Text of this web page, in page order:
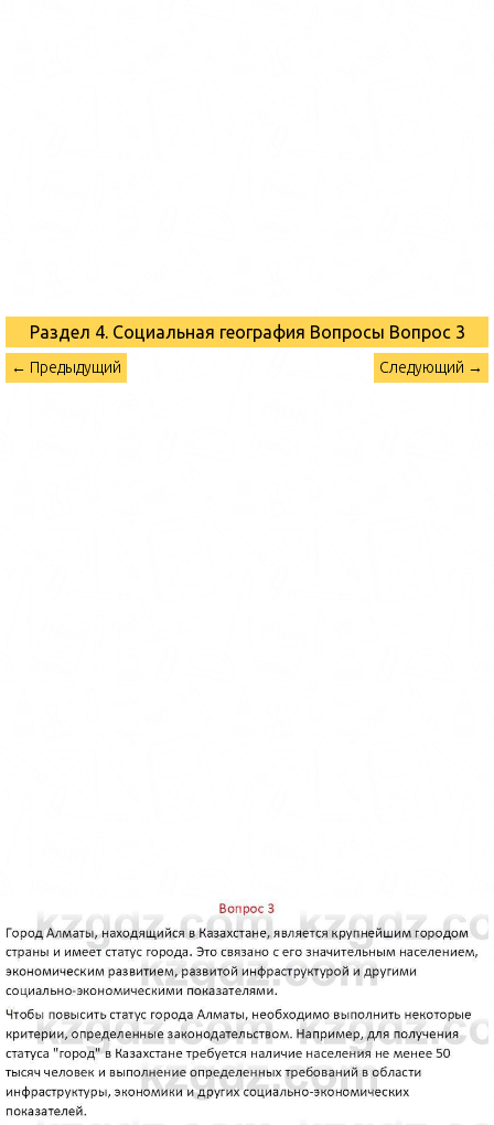
Раздел 4. Социальная география Вопросы Вопрос 3
← Предыдущий Следующий →